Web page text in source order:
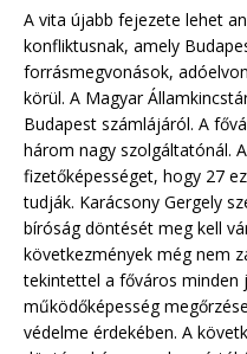
A vita újabb fejezete lehet
konfliktusnak, amely
forrásmegvonások,
körül. A Magyar
Budapest számlájáról. A
három nagy szolgáltatónál.
fizetőképességet, hogy 27
tudják. Karácsony Gergely
bíróság döntését meg kell
következmények még nem
tekintettel a főváros minden
működőképesség
védelme érdekében. A